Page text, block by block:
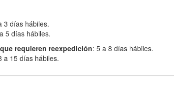
3 días hábiles.
5 días hábiles.
requieren reexpedición: 5 a 8 días hábiles.
a 15 días hábiles.